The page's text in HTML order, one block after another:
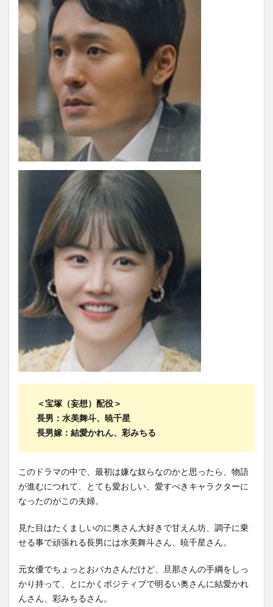
＜宝塚（妄想）配役＞
長男：水美舞斗、暁千星
長男嫁：結愛かれん、彩みちる
このドラマの中で、最初は嫌な奴らなのかと思ったら、物語
が進むにつれて、とても愛おしい、愛すべきキャラクターに
なったのがこの夫婦。
見た目はたくましいのに奥さん大好きで甘えん坊、調子に乗
せる事で頑張れる長男には水美舞斗さん、暁千星さん。
元女優でちょっとおバカさんだけど、旦那さんの手綱をしっ
かり持って、とにかくポジティブで明るい奥さんに結愛かれ
んさん、彩みちるさん。